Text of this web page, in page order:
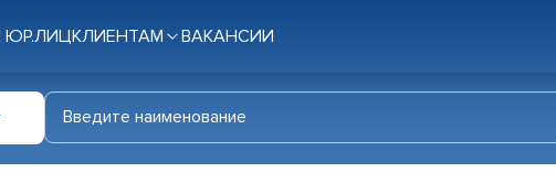
ЮР.ЛИЦКЛИЕНТАМ ВАКАНСИИ